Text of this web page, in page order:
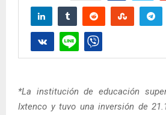
*La institución de educación
Ixtenco y tuvo una inversión de